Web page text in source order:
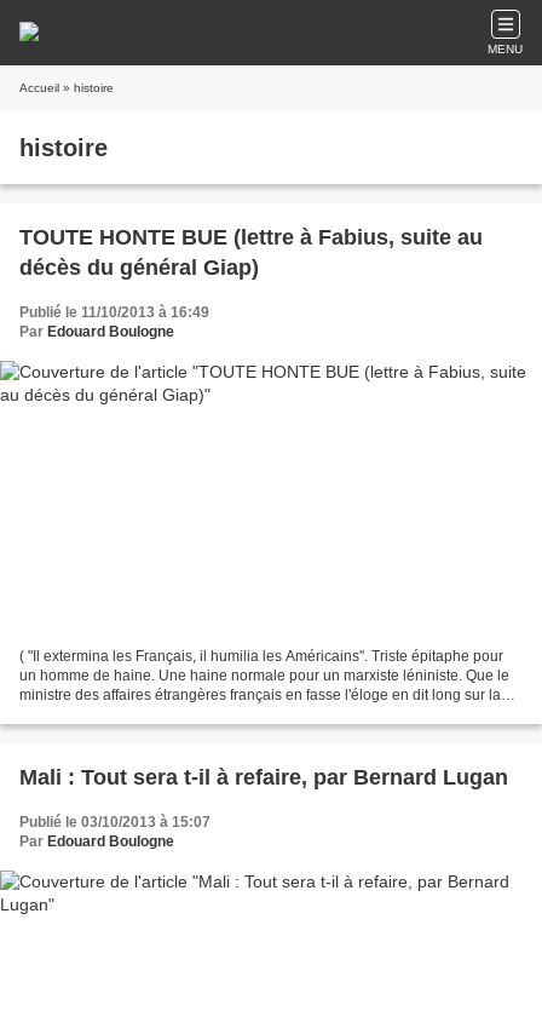
MENU
Accueil » histoire
histoire
TOUTE HONTE BUE (lettre à Fabius, suite au
décès du général Giap)
Publié le 11/10/2013 à 16:49
Par Edouard Boulogne
( "Il extermina les Français, il humilia les Américains". Triste épitaphe pour
un homme de haine. Une haine normale pour un marxiste léniniste. Que le
ministre des affaires étrangères français en fasse l'éloge en dit long sur la
Mali : Tout sera t-il à refaire, par Bernard Lugan
Publié le 03/10/2013 à 15:07
Par Edouard Boulogne